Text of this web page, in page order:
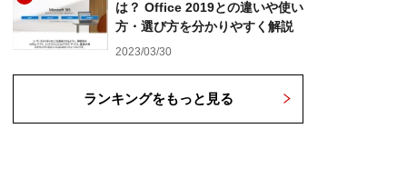
は？ Office 2019との違いや使い
方・選び方を分かりやすく解説
2023/03/30
ランキングをもっと見る